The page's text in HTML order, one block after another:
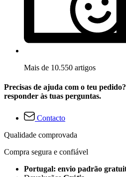
Mais de 10.550 artigos
Precisas de ajuda com o teu
responder às tuas perguntas.
Contacto
Qualidade comprovada
Compra segura e confiável
Portugal: envio padrão